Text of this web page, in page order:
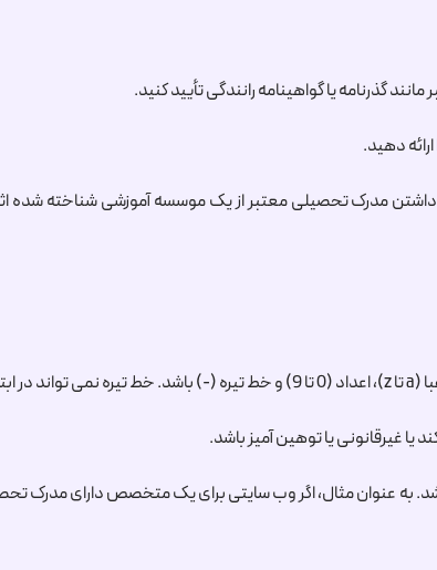
گذرنامه یا گواهینامه رانندگی تأیید کنید.
دهید.
مدرک تحصیلی معتبر از یک موسسه آموزشی شناخته شده
غیرقانونی یا توهین آمیز باشد.
به عنوان مثال، اگر وب سایتی برای یک متخصص دارای مدرک